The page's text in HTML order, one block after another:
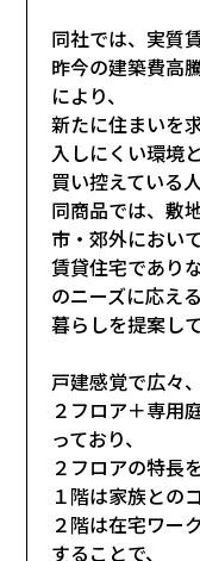
同社では、実質
昨今の建築費高
により、
新たに住まいを
入しにくい環境
買い控えている
同商品では、敷
市・郊外において
賃貸住宅であり
のニーズに応える
暮らしを提案し
戸建感覚で広々
２フロア＋専用
っており、
２フロアの特長
１階は家族との
２階は在宅ワー
することで、